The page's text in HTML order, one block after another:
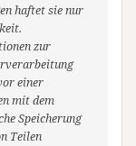
haftet sie nur
zur
einer
mit dem
Speicherung
Teilen